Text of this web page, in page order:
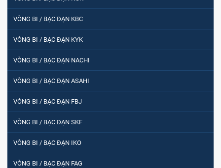
VÒNG BI / BẠC ĐẠN KBC
VÒNG BI / BẠC ĐẠN KYK
VÒNG BI / BẠC ĐẠN NACHI
VÒNG BI / BẠC ĐẠN ASAHI
VÒNG BI / BẠC ĐẠN FBJ
VÒNG BI / BẠC ĐẠN SKF
VÒNG BI / BẠC ĐẠN IKO
VÒNG BI / BẠC ĐẠN FAG